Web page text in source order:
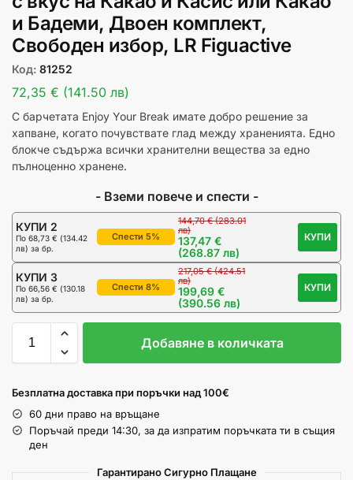
и Бадеми, Двоен комплект,
Свободен избор, LR Figuactive
Код: 81252
72,35 € (141.50 лв)
С барчетата Enjoy Your Break имате добро решение за
хапване, когато почувствате глад между храненията. Едно
блокче съдържа всички хранителни вещества за едно
пълноценно хранене.
- Вземи повече и спести -
КУПИ 2
По 68,73 € (134.42
лв) за бр.
Спести 5%
144,70 € (283.01
лв)
137,47 €
(268.87 лв)
КУПИ
КУПИ 3
По 66,56 € (130.18
лв) за бр.
Спести 8%
217,05 € (424.51
лв)
199,69 €
(390.56 лв)
КУПИ
Добавяне в количката
Безплатна доставка при поръчки над 100€
60 дни право на връщане
Поръчай преди 14:30, за да изпратим поръчката ти в същия
ден
Гарантирано Сигурно Плащане